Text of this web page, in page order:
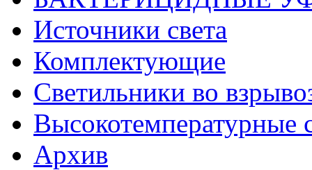
Источники света
Комплектующие
Светильники во
Высокотемпературные
Архив